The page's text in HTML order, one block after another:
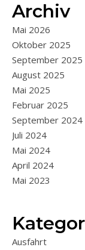
Archiv
Mai 2026
Oktober 2025
September 2025
August 2025
Mai 2025
Februar 2025
September 2024
Juli 2024
Mai 2024
April 2024
Mai 2023
Ausfahrt